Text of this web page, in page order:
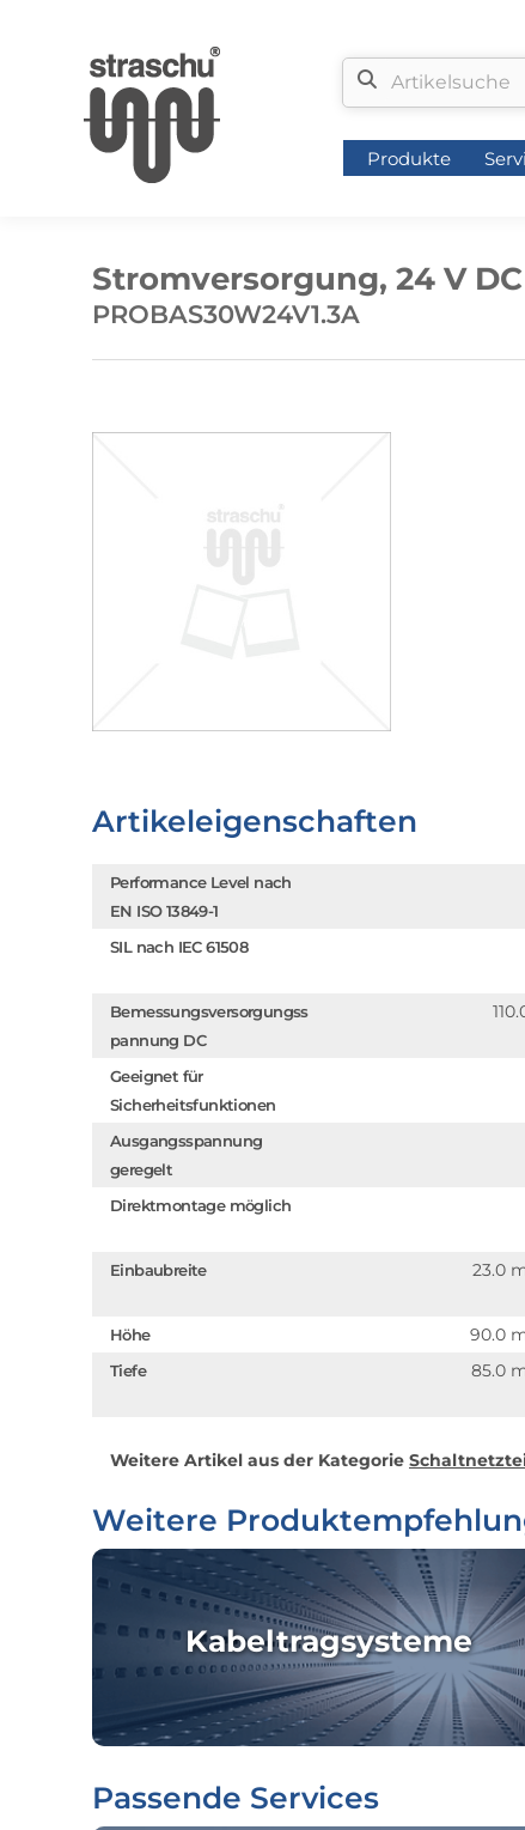
Produkte
Stromversorgung, 24 V
PROBAS30W24V1.3A
Artikeleigenschaften
Performance Level nach
EN ISO 13849-1
SIL nach IEC 61508
Bemessungsversorgungss
pannung DC
Geeignet für
Sicherheitsfunktionen
Ausgangsspannung
geregelt
Direktmontage möglich
Einbaubreite 23.0
Höhe 90.0
Tiefe 85.0
Weitere Artikel aus der Kategorie
Weitere
Kabeltragsysteme
Passende Services
Produkte